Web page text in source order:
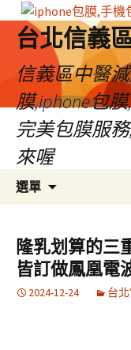
台北信義
信義區中醫
膜,iphone包
完美包膜服
來喔
選單
容
區
隆乳划算的三
皆訂做鳳凰電
2024-12-24 台